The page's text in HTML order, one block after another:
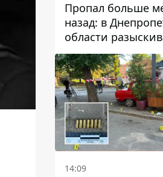
Пропал больше
назад: в
области
летнего мужчину
14:09